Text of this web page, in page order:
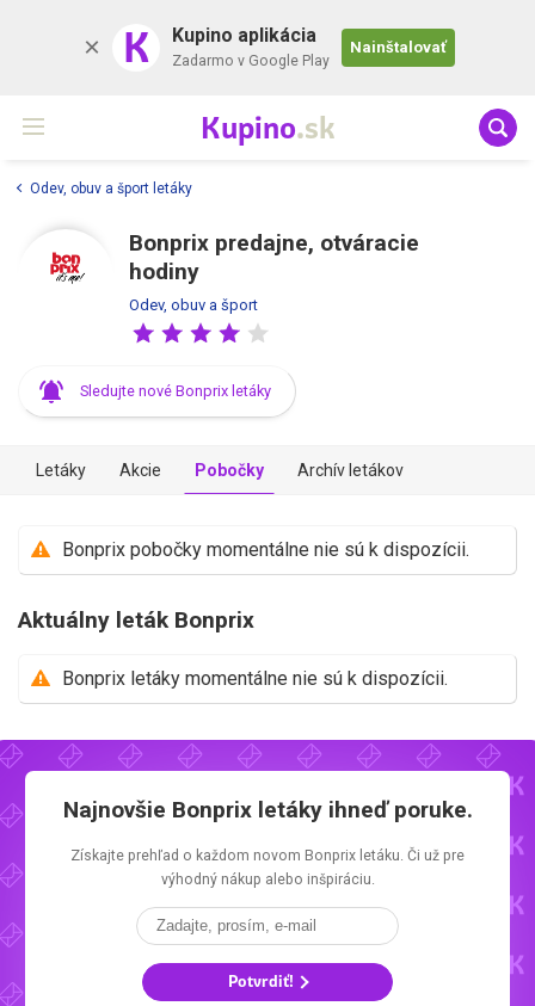
K Kupino aplikácia
Zadarmo v Google Play
Nainštalovať
Kupino.sk
Odev, obuv a šport letáky
Bonprix predajne, otváracie
hodiny
Odev, obuv a šport
Sledujte nové Bonprix letáky
Letáky Akcie Pobočky Archív letákov
Bonprix pobočky momentálne nie sú k dispozícii.
Aktuálny leták Bonprix
Bonprix letáky momentálne nie sú k dispozícii.
Najnovšie Bonprix letákyihneď poruke.
Získajte prehľad o každom novom Bonprix letáku. Či už pre
výhodný nákup alebo inšpiráciu.
Potvrdiť!